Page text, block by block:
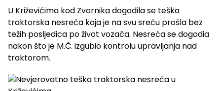
U Križevićima kod Zvornika dogodila se teška
traktorska nesreća koja je na svu sreću prošla bez
težih posljedica po život vozača. Nesreća se dogodia
nakon što je M.Č. izgubio kontrolu upravljanja nad
traktorom.